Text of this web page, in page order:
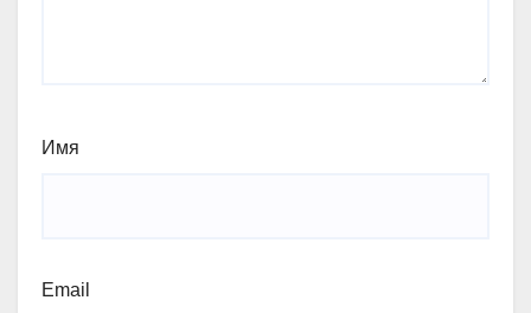
Имя
Email